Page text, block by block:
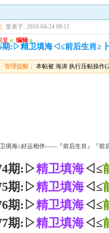
发表于: 2019-04-24 09:11
复 u 编辑 u
期:▷精卫填海◁≤前后生肖≥┣
管理提醒： 本帖被 海涛 执行压帖操作
填海≥好运相伴——『前后生肖』『前
期:▷精卫填海◁≤
期:▷精卫填海◁≤
期:▷精卫填海◁≤
期:▷精卫填海◁≤